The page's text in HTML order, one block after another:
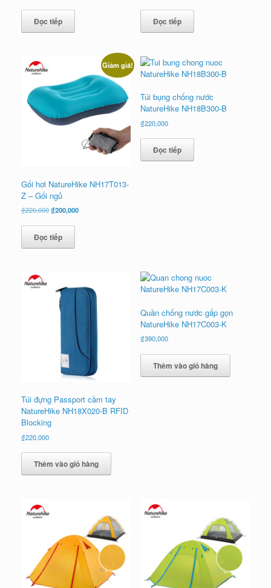
Đọc tiếp
là:
₫2,200,000.
Đọc tiếp
Giảm giá!
Gối hơi NatureHike NH17T013-
Z – Gối ngủ
₫220,000Giá
là:
₫220,000.
₫200,000Giá
Đọc tiếp
Túi bụng chống nước
NatureHike NH18B300-B
₫220,000
Đọc tiếp
Túi đựng Passport cầm tay
NatureHike NH18X020-B RFID
Blocking
₫220,000
Thêm vào giỏ hàng
Quần chống nước gấp gọn
NatureHike NH17C003-K
₫390,000
Thêm vào giỏ hàng